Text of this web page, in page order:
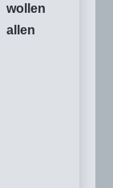
wollen
allen